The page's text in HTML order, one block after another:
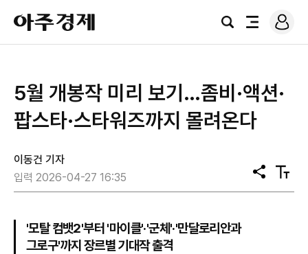
아
주
경
검
전
로
그
5월 개봉작 미리 보기…좀비·액션·
팝스타·스타워즈까지 몰려온다
이동건 기자
입력 2026-04-27 16:35
공
유
텍
스
'모탈 컴뱃2'부터 '마이클'·'군체'·'만달로리안과
그로구'까지 장르별 기대작 출격